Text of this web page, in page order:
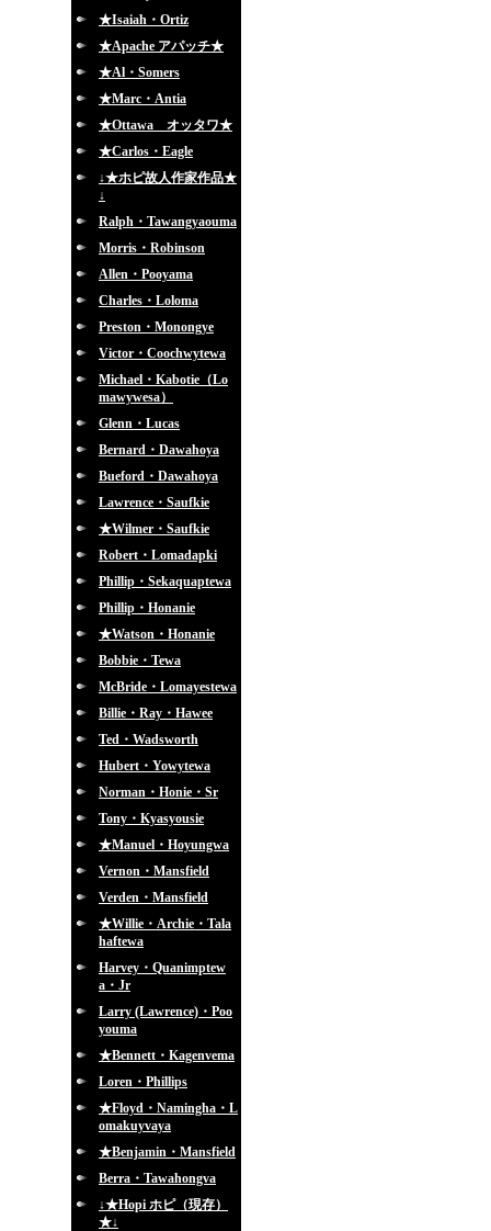
★Isaiah・Ortiz
★Apache アパッチ★
★Al・Somers
★Marc・Antia
★Ottawa オッタワ★
★Carlos・Eagle
↓★ホピ故人作家作品★
↓
Ralph・Tawangyaouma
Morris・Robinson
Allen・Pooyama
Charles・Loloma
Preston・Monongye
Victor・Coochwytewa
Michael・Kabotie（Lo
mawywesa）
Glenn・Lucas
Bernard・Dawahoya
Bueford・Dawahoya
Lawrence・Saufkie
★Wilmer・Saufkie
Robert・Lomadapki
Phillip・Sekaquaptewa
Phillip・Honanie
★Watson・Honanie
Bobbie・Tewa
McBride・Lomayestewa
Billie・Ray・Hawee
Ted・Wadsworth
Hubert・Yowytewa
Norman・Honie・Sr
Tony・Kyasyousie
★Manuel・Hoyungwa
Vernon・Mansfield
Verden・Mansfield
★Willie・Archie・Tala
haftewa
Harvey・Quanimptew
a・Jr
Larry (Lawrence)・Poo
youma
★Bennett・Kagenvema
Loren・Phillips
★Floyd・Namingha・L
omakuyvaya
★Benjamin・Mansfield
Berra・Tawahongva
↓★Hopi ホピ（現存）
★↓